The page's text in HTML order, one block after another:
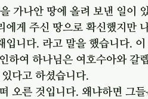
가나안 땅에 올려 보낸 일이
게 주신 땅으로 확신했지만
니다. 라고 말을 했습니다. 이
하여 하나님은 여호수아와 갈
다고 하셨습니다.
오른 것입니다. 왜냐하면 그